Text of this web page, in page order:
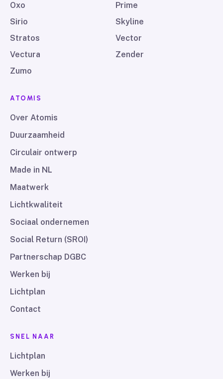
Oxo
Prime
Sirio
Skyline
Stratos
Vector
Vectura
Zender
Zumo
ATOMIS
Over Atomis
Duurzaamheid
Circulair ontwerp
Made in NL
Maatwerk
Lichtkwaliteit
Sociaal ondernemen
Social Return (SROI)
Partnerschap DGBC
Werken bij
Lichtplan
Contact
SNEL NAAR
Lichtplan
Werken bij